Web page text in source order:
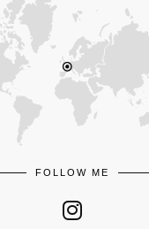
FOLLOW ME